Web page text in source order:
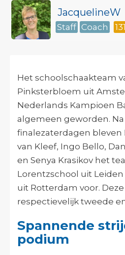
JacquelineW
Staff Coach
Het schoolschaakteam
Pinksterbloem uit
Nederlands Kampioen
algemeen geworden.
finalezaterdagen bleven
van Kleef, Ingo Bello,
en Senya Krasikov het
Lorentzschool uit
uit Rotterdam voor.
respectievelijk tweede
Spannende
podium